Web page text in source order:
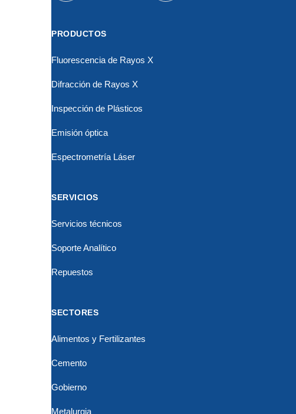
PRODUCTOS
Fluorescencia de Rayos X
Difracción de Rayos X
Inspección de Plásticos
Emisión óptica
Espectrometría Láser
SERVICIOS
Servicios técnicos
Soporte Analítico
Repuestos
SECTORES
Alimentos y Fertilizantes
Cemento
Gobierno
Metalurgia